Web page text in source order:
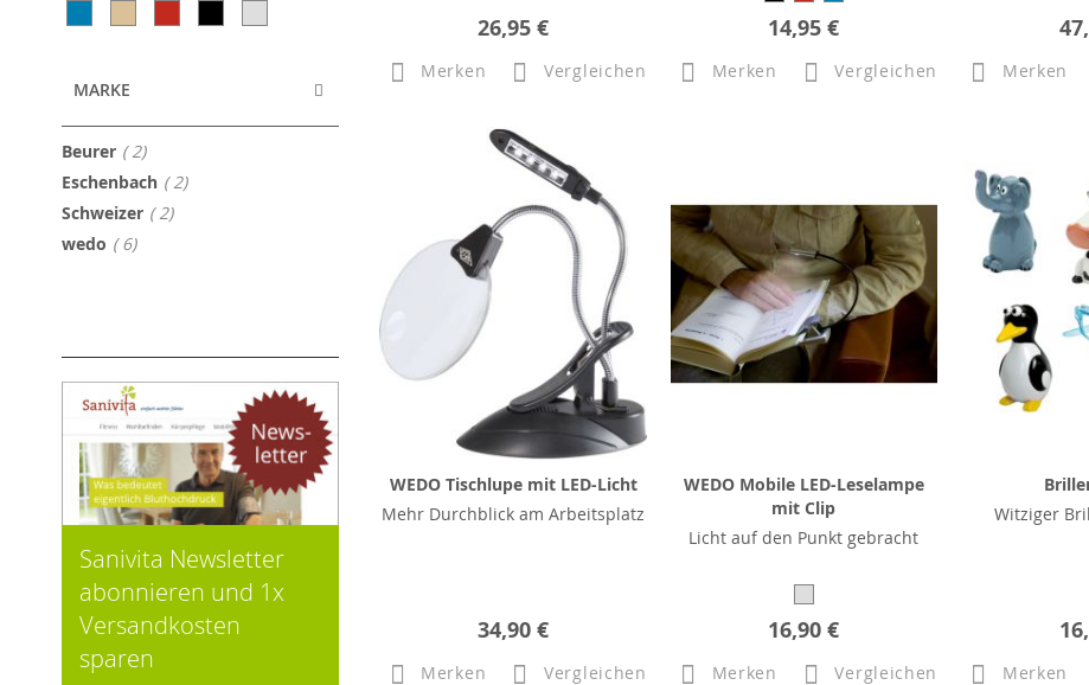
26,95 €
Merken Vergleichen
14,95 €
Merken Vergleichen Merken
WEDO Tischlupe mit LED-Licht
Mehr Durchblick am Arbeitsplatz
34,90 €
Merken Vergleichen
WEDO Mobile LED-Leselampe
mit Clip
Licht auf den Punkt gebracht
16,90 €
Merken Vergleichen
Witziger
Merken
MARKE
Beurer 2Artikel
Eschenbach 2Artikel
Schweizer 2Artikel
wedo 6Artikel
Sanivita Newsletter
abonnieren und 1x
Versandkosten
sparen